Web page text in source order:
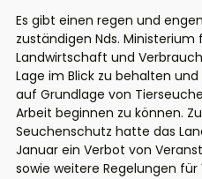
Es gibt einen regen und
zuständigen Nds. Ministerium
Landwirtschaft und
Lage im Blick zu behalten und
auf Grundlage von
Arbeit beginnen zu können.
Seuchenschutz hatte das
Januar ein Verbot von
sowie weitere Regelungen